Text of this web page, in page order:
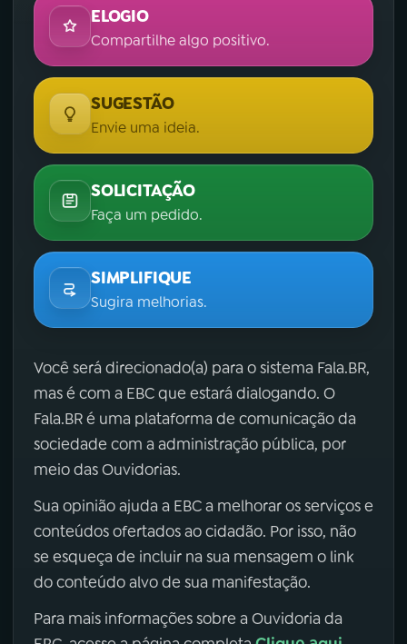
ELOGIO
Compartilhe algo positivo.
SUGESTÃO
Envie uma ideia.
SOLICITAÇÃO
Faça um pedido.
SIMPLIFIQUE
Sugira melhorias.
Você será direcionado(a) para o sistema Fala.BR,
mas é com a EBC que estará dialogando. O
Fala.BR é uma plataforma de comunicação da
sociedade com a administração pública, por
meio das Ouvidorias.
Sua opinião ajuda a EBC a melhorar os serviços e
conteúdos ofertados ao cidadão. Por isso, não
se esqueça de incluir na sua mensagem o link
do conteúdo alvo de sua manifestação.
Para mais informações sobre a Ouvidoria da